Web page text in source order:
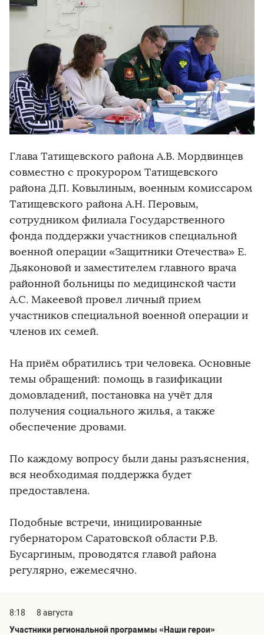
Глава Татищевского района А.В. Мордвинцев
совместно с прокурором Татищевского
района Д.П. Ковылиным, военным комиссаром
Татищевского района А.Н. Перовым,
сотрудником филиала Государственного
фонда поддержки участников специальной
военной операции «Защитники Отечества» Е.
Дьяконовой и заместителем главного врача
районной больницы по медицинской части
А.С. Макеевой провел личный прием
участников специальной военной операции и
членов их семей.
На приём обратились три человека. Основные
темы обращений: помощь в газификации
домовладений, постановка на учёт для
получения социального жилья, а также
обеспечение дровами.
По каждому вопросу были даны разъяснения,
вся необходимая поддержка будет
предоставлена.
Подобные встречи, инициированные
губернатором Саратовской области Р.В.
Бусаргиным, проводятся главой района
регулярно, ежемесячно.
8:18
8 августа
Участники региональной программы «Наши герои»